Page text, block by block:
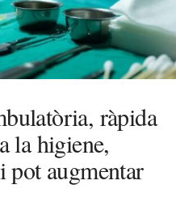
ràpida
la higiene,
pot augmentar